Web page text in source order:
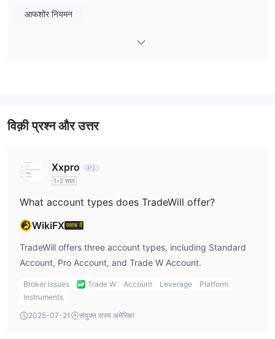
TradeWill अपने स्टैंडर्ड और ट्रेड W खातों पर
भिन्न हैं, स्टैंडर्ड और ट्रेड W खातों पर प्रति लॉट $10-$15 लेते हैं, और
जमा और निकासी
TradeWill के विभिन्न न्यूनतम जमा हैं:
जमा और निकासी के शुल्क का उल्लेख नहीं किया गया है।
आफशोर नियमन
विक़ी प्रश्न और उत्तर
Xxpro
1-2 साल
What account types does TradeWill offer?
WikiFXजवाब दें
TradeWill offers three account types, including Standard
Account, Pro Account, and Trade W Account.
Broker Issues Trade W Account Leverage
Platform
Instruments
2025-07-21
संयुक्त राज्य अमेरिका